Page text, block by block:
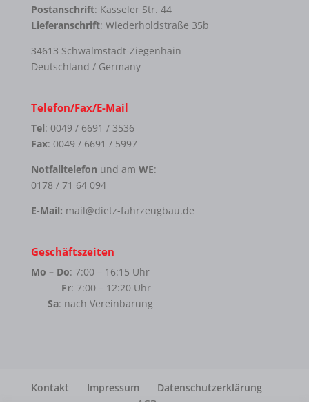
Postanschrift: Kasseler Str. 44
Lieferanschrift: Wiederholdstraße 35b
34613 Schwalmstadt-Ziegenhain
Deutschland / Germany
Telefon/Fax/E-Mail
Tel: 0049 / 6691 / 3536
Fax: 0049 / 6691 / 5997
Notfalltelefon und am WE:
0178 / 71 64 094
E-Mail: mail@dietz-fahrzeugbau.de
Geschäftszeiten
Mo – Do: 7:00 – 16:15 Uhr
Fr: 7:00 – 12:20 Uhr
Sa: nach Vereinbarung
Kontakt Impressum
Datenschutzerklärung